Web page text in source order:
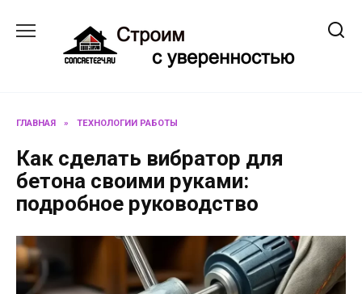
содержанию
ГЛАВНАЯ » ТЕХНОЛОГИИ РАБОТЫ
Как сделать вибратор для
бетона своими руками:
подробное руководство